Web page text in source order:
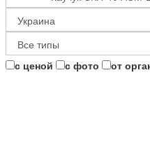
с ценой с фото от